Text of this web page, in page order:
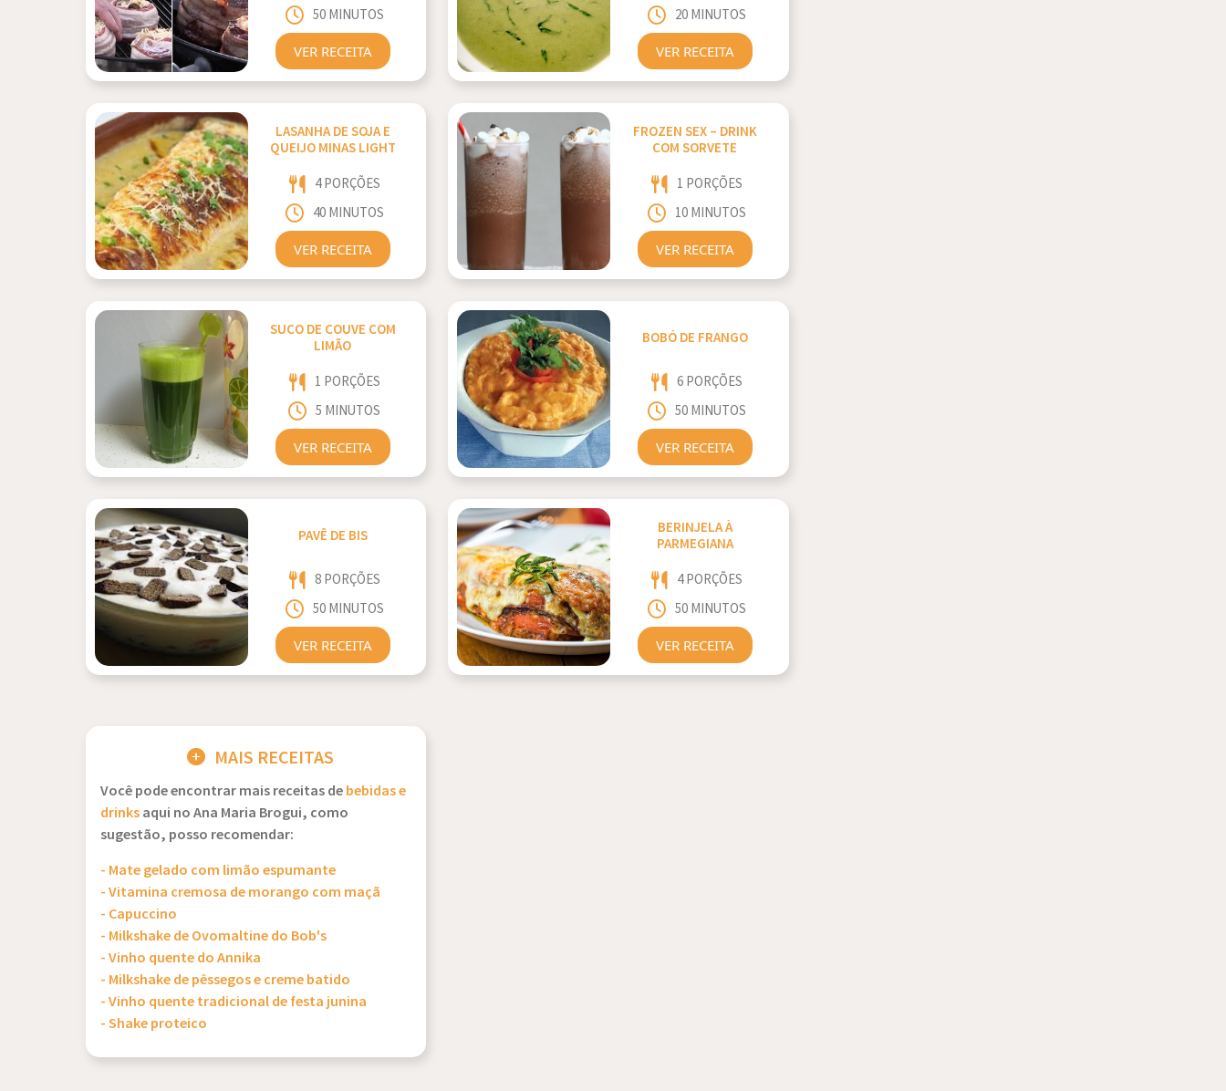
50 MINUTOS
VER RECEITA
20 MINUTOS
VER RECEITA
LASANHA DE SOJA E
QUEIJO MINAS LIGHT
4 PORÇÕES
40 MINUTOS
VER RECEITA
FROZEN SEX – DRINK
COM SORVETE
1 PORÇÕES
10 MINUTOS
VER RECEITA
SUCO DE COUVE COM
LIMÃO
1 PORÇÕES
5 MINUTOS
VER RECEITA
BOBÓ DE FRANGO
6 PORÇÕES
50 MINUTOS
VER RECEITA
PAVÊ DE BIS
8 PORÇÕES
50 MINUTOS
VER RECEITA
BERINJELA À
PARMEGIANA
4 PORÇÕES
50 MINUTOS
VER RECEITA
MAIS RECEITAS
Você pode encontrar mais receitas debebidas e
drinksaqui no Ana Maria Brogui, como
sugestão, posso recomendar:
- Mate gelado com limão espumante
- Vitamina cremosa de morango com maçã
- Capuccino
- Milkshake de Ovomaltine do Bob's
- Vinho quente do Annika
- Milkshake de pêssegos e creme batido
- Vinho quente tradicional de festa junina
- Shake proteico